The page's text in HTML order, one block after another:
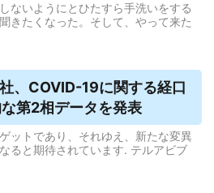
しないようにとひたすら手洗いをする
きたくなった。そして、やって来た
、COVID-19に関する経口
第2相データを発表
ットであり、それゆえ、新たな変異
ると期待されています. テルアビブ